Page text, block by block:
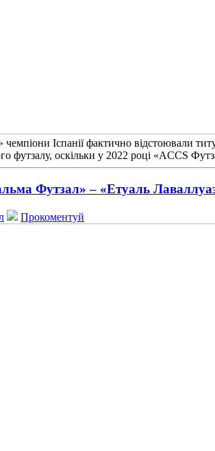
Іспанії фактично відстоювали
футзалу, оскільки у 2022 році «ACCS
Футзал» – «Етуаль
Прокоментуй